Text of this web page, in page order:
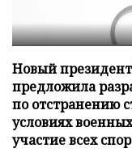
Новый
предложила
по отстранению
условиях
участие всех